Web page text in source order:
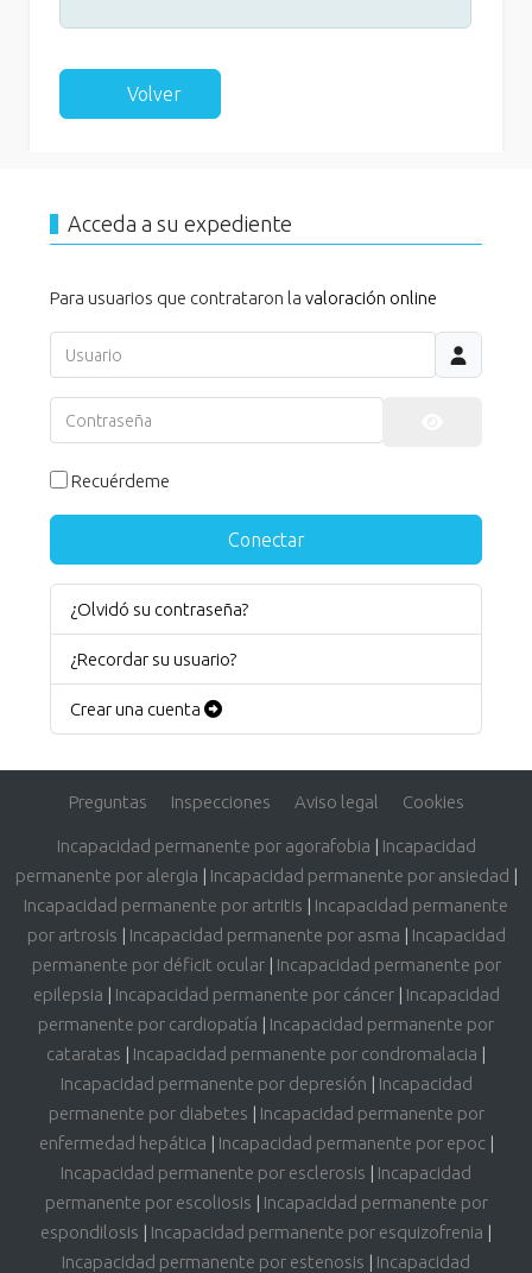
Volver
Acceda a su expediente
Para usuarios que contrataron la valoración online
Usuario
Contraseña
Recuérdeme
Conectar
¿Olvidó su contraseña?
¿Recordar su usuario?
Crear una cuenta
Preguntas Inspecciones Aviso legal Cookies
Incapacidad permanente por agorafobia | Incapacidad
permanente por alergia | Incapacidad permanente por ansiedad |
Incapacidad permanente por artritis | Incapacidad permanente
por artrosis | Incapacidad permanente por asma | Incapacidad
permanente por déficit ocular| Incapacidad permanente por
epilepsia | Incapacidad permanente por cáncer| Incapacidad
permanente por cardiopatía | Incapacidad permanente por
cataratas | Incapacidad permanente por condromalacia |
Incapacidad permanente por depresión | Incapacidad
permanente por diabetes | Incapacidad permanente por
enfermedad hepática | Incapacidad permanente por epoc|
Incapacidad permanente por esclerosis | Incapacidad
permanente por escoliosis | Incapacidad permanente por
espondilosis | Incapacidad permanente por esquizofrenia |
Incapacidad permanente por estenosis | Incapacidad